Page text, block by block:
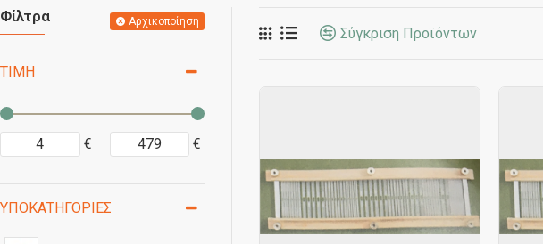
Φίλτρα Αρχικοποίηση
ΤΙΜΉ
€ €
ΥΠΟΚΑΤΗΓΟΡΊΕΣ
Σύγκριση Προϊόντων